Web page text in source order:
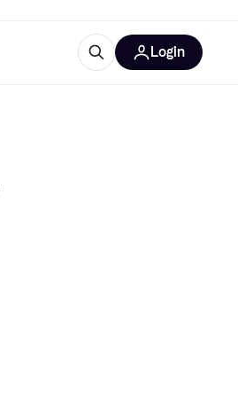
Login